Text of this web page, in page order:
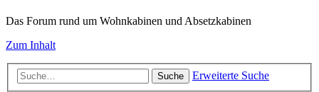
Das Forum rund um Wohnkabinen und Absetzkabinen
Zum Inhalt
Suche Erweiterte Suche